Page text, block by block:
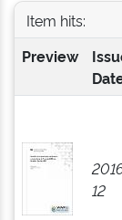
Item hits:
Preview
12